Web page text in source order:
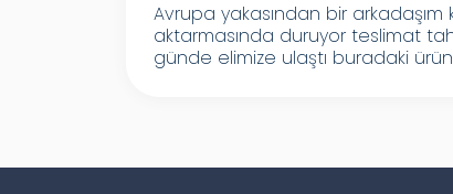
Avrupa yakasından bir
aktarmasında duruyor teslimat
günde elimize ulaştı buradaki